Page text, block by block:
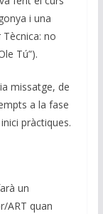
i una
no
Tú”).
missatge, de
a la fase
pràctiques.
un
ART quan